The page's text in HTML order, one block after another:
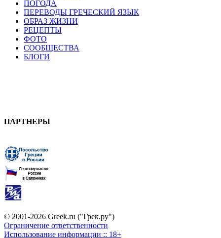
ПОГОДА
ПЕРЕВОДЫ ГРЕЧЕСКИЙ ЯЗЫК
ОБРАЗ ЖИЗНИ
РЕЦЕПТЫ
ФОТО
СООБЩЕСТВА
БЛОГИ
ПАРТНЕРЫ
© 2001-2026 Greek.ru ("Грек.ру")
Ограничение ответственности
Использование информации :: 18+